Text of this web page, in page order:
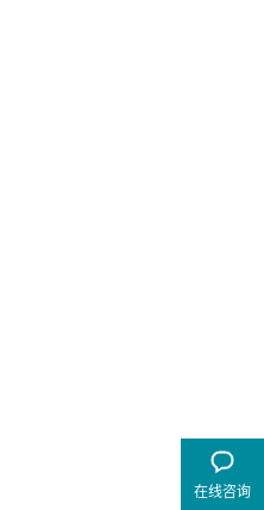
在线咨询